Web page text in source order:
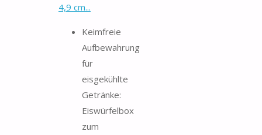
4,9 cm...
Keimfreie
Aufbewahrung
für
eisgekühlte
Getränke:
Eiswürfelbox
zum